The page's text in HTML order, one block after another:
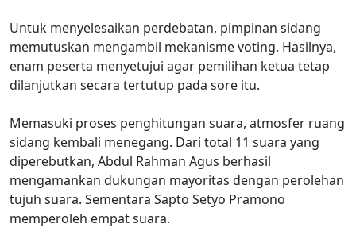
Untuk menyelesaikan perdebatan, pimpinan sidang
memutuskan mengambil mekanisme voting. Hasilnya,
enam peserta menyetujui agar pemilihan ketua tetap
dilanjutkan secara tertutup pada sore itu.
Memasuki proses penghitungan suara, atmosfer ruang
sidang kembali menegang. Dari total 11 suara yang
diperebutkan, Abdul Rahman Agus berhasil
mengamankan dukungan mayoritas dengan perolehan
tujuh suara. Sementara Sapto Setyo Pramono
memperoleh empat suara.